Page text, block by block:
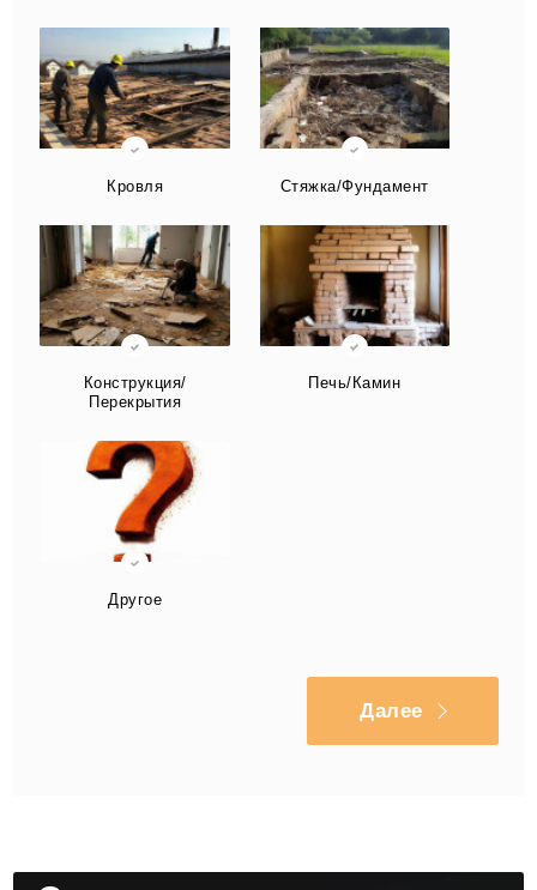
Кровля Стяжка/Фундамент
Конструкция/
Перекрытия
Печь/Камин
Другое
Далее